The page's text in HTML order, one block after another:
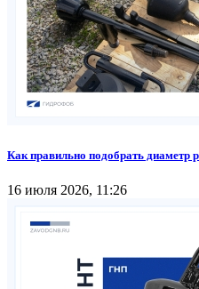
Как правильно подобрать диаметр
16 июля 2026, 11:26